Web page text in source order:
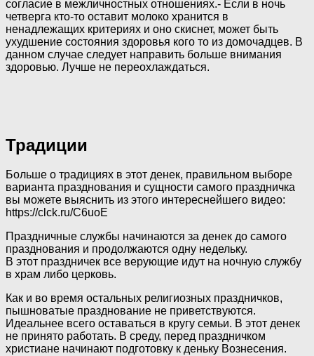
согласие в межличностных отношениях.- Если в ночь
четверга кто-то оставит молоко хранится в
ненадлежащих критериях и оно скиснет, может быть
ухудшение состояния здоровья кого то из домочадцев. В
данном случае следует направить больше внимания
здоровью. Лучше не переохлаждаться.
Традиции
Больше о традициях в этот денек, правильном выборе
варианта празднования и сущности самого праздничка
вы можете выяснить из этого интереснейшего видео:
https://clck.ru/C6uoE
Праздничные службы начинаются за денек до самого
празднования и продолжаются одну недельку.
В этот праздничек все верующие идут на ночную службу
в храм либо церковь.
Как и во время остальных религиозных праздничков,
пышноватые празднование не приветствуются.
Идеальнее всего оставаться в кругу семьи. В этот денек
не принято работать. В среду, перед праздничком
христиане начинают подготовку к деньку Вознесения.